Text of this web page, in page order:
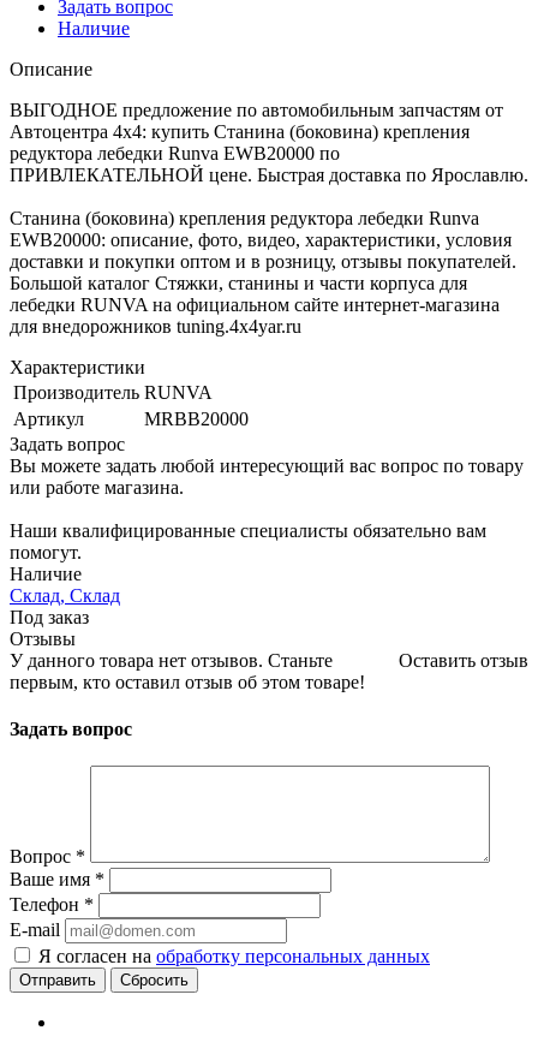
Задать вопрос
Наличие
Описание
ВЫГОДНОЕ предложение по автомобильным запчастям от
Автоцентра 4x4: купить Станина (боковина) крепления
редуктора лебедки Runva EWB20000 по
ПРИВЛЕКАТЕЛЬНОЙ цене. Быстрая доставка по Ярославлю.
Станина (боковина) крепления редуктора лебедки Runva
EWB20000: описание, фото, видео, характеристики, условия
доставки и покупки оптом и в розницу, отзывы покупателей.
Большой каталог Стяжки, станины и части корпуса для
лебедки RUNVA на официальном сайте интернет-магазина
для внедорожников tuning.4x4yar.ru
Характеристики
Производитель RUNVA
Артикул
MRBB20000
Задать вопрос
Вы можете задать любой интересующий вас вопрос по товару
или работе магазина.
Наши квалифицированные специалисты обязательно вам
помогут.
Наличие
Склад, Склад
Под заказ
Отзывы
Оставить отзыв
У данного товара нет отзывов. Станьте
первым, кто оставил отзыв об этом товаре!
Задать вопрос
Вопрос *
Ваше имя *
Телефон *
E-mail
Я согласен на обработку персональных данных
Сбросить